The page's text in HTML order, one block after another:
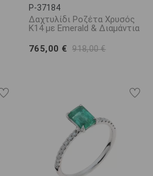
P-37184
Δαχτυλίδι Ροζέτα Χρυσός
Κ14 με Emerald & Διαμάντια
765,00 € 918,00 €